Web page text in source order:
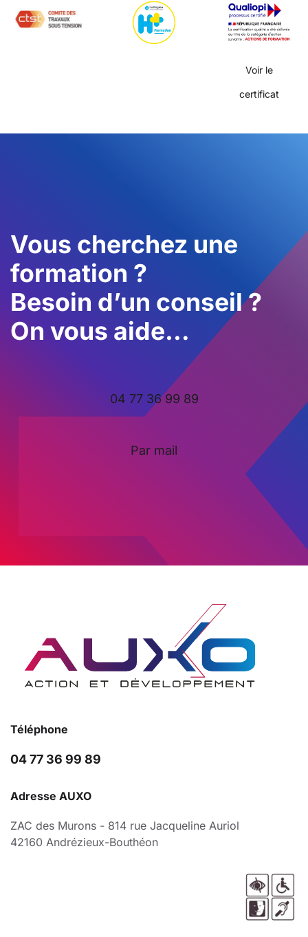
Voir le
certificat
Vous cherchez une
formation ?
Besoin d’un conseil ?
On vous aide…
04 77 36 99 89
Par mail
Téléphone
04 77 36 99 89
Adresse AUXO
ZAC des Murons - 814 rue Jacqueline Auriol
42160 Andrézieux-Bouthéon